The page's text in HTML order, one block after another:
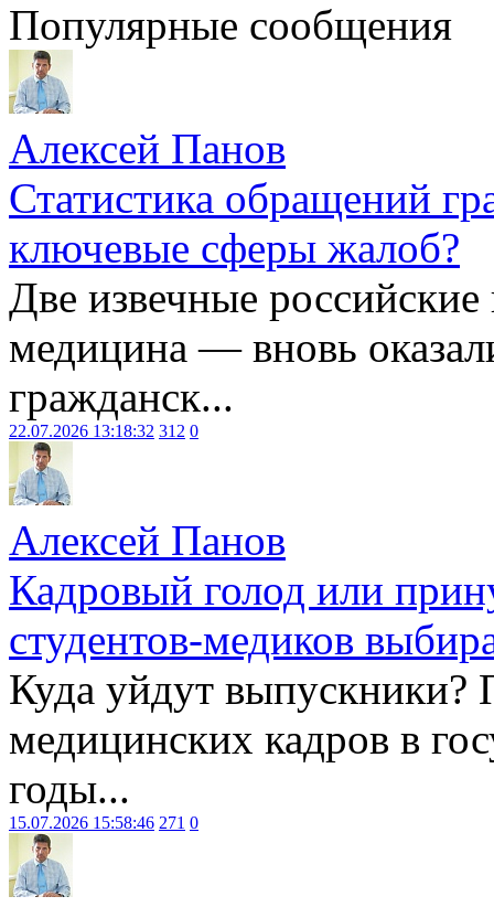
Популярные сообщения
Алексей Панов
Статистика обращений
ключевые сферы жалоб?
Две извечные
медицина — вновь
гражданск...
22.07.2026 13:18:32 312 0
Алексей Панов
Кадровый голод или
студентов-медиков
Куда уйдут выпускники?
медицинских кадров в
годы...
15.07.2026 15:58:46 271 0